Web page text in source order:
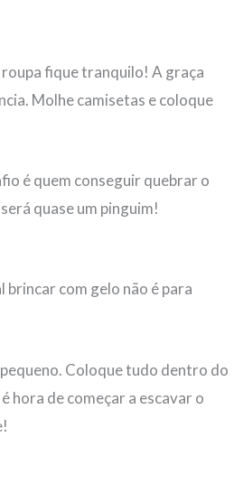
roupa fique tranquilo! A graça
Molhe camisetas e coloque
é quem conseguir quebrar o
quase um pinguim!
com gelo não é para
Coloque tudo dentro do
hora de começar a escavar o